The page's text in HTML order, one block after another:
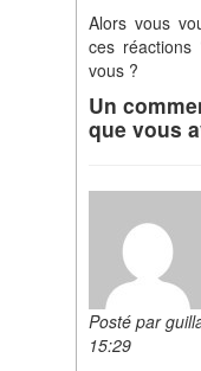
Alors vous
ces
vous ?
Un
que vous
Posté par
15:29